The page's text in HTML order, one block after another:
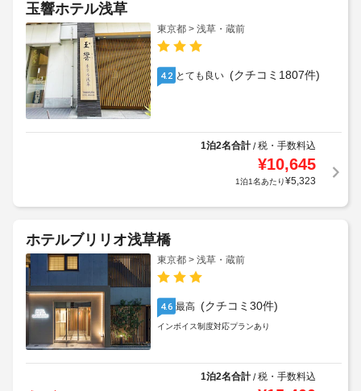
玉響ホテル浅草
東京都 > 浅草・蔵前
4.2 とても良い (クチコミ1807件)
1泊2名合計/税・手数料込
¥10,645
1泊1名あたり¥5,323
ホテルブリリオ浅草橋
東京都 > 浅草・蔵前
4.6 最高 (クチコミ30件)
インボイス制度対応プランあり
1泊2名合計/税・手数料込